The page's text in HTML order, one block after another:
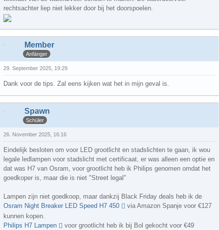
rechtsachter liep niet lekker door bij het doorspoelen.
Member
Anfänger
29. September 2025, 19:29
Dank voor de tips. Zal eens kijken wat het in mijn geval is.
Spawn
Schüler
26. November 2025, 16:16
Eindelijk besloten om voor LED grootlicht en stadslichten te gaan, ik wou
legale ledlampen voor stadslicht met certificaat, er was alleen een optie en
dat was H7 van Osram, voor grootlicht heb ik Philips genomen omdat het
goedkoper is, maar die is niet "Street legal"
Lampen zijn niet goedkoop, maar dankzij Black Friday deals heb ik de
Osram Night Breaker LED Speed H7 450
via Amazon Spanje voor €127
kunnen kopen.
Philips H7 Lampen
voor grootlicht heb ik bij Bol gekocht voor €49